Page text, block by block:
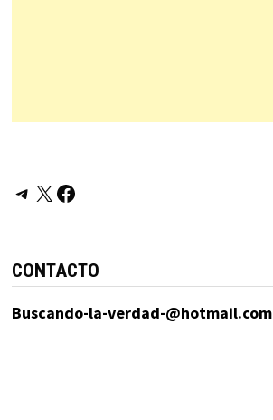
Telegram
X Facebook
CONTACTO
Buscando-la-verdad-@hotmail.com